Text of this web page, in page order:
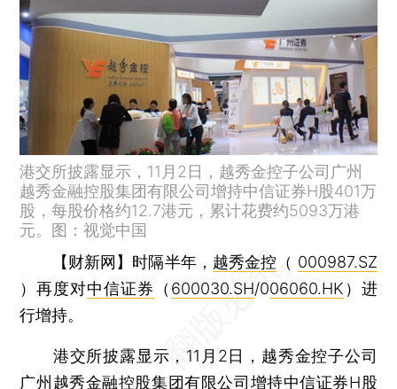
港交所披露显示，11月2日，越秀金控子公司广州
越秀金融控股集团有限公司增持中信证券H股401万
股，每股价格约12.7港元，累计花费约5093万港
元。图：视觉中国
【财新网】 时隔半年， 越秀金控 （ 000987.SZ
）再度对中信证券 （ 600030.SH/006060.HK ）进
行增持。
港交所披露显示，11月2日，越秀金控子公司
广州越秀金融控股集团有限公司增持中信证券H股